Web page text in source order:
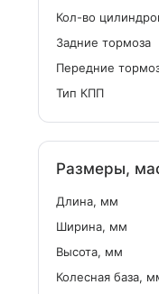
Кол-во
Задние тормоза
Передние
Тип КПП
Размеры,
Длина, мм
Ширина, мм
Высота, мм
Колесная база,